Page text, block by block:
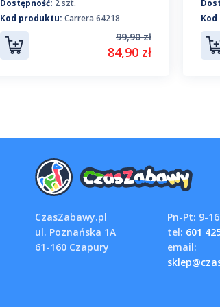
Dostępność: 2 szt.
Kod produktu: Carrera 64218
99,90 zł
84,90 zł
CzasZabawy.pl
ul. Poznańska 1A
61-160 Czapury
Pn-Pt: 9-16
tel: 601
email: